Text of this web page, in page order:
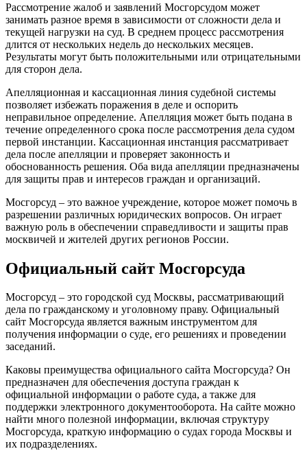
Рассмотрение жалоб и заявлений Мосгорсудом может
занимать разное время в зависимости от сложности дела и
текущей нагрузки на суд. В среднем процесс рассмотрения
длится от нескольких недель до нескольких месяцев.
Результаты могут быть положительными или отрицательными
для сторон дела.
Апелляционная и кассационная линия судебной системы
позволяет избежать поражения в деле и оспорить
неправильное определение. Апелляция может быть подана в
течение определенного срока после рассмотрения дела судом
первой инстанции. Кассационная инстанция рассматривает
дела после апелляции и проверяет законность и
обоснованность решения. Оба вида апелляции предназначены
для защиты прав и интересов граждан и организаций.
Мосгорсуд – это важное учреждение, которое может помочь в
разрешении различных юридических вопросов. Он играет
важную роль в обеспечении справедливости и защиты прав
москвичей и жителей других регионов России.
Официальный сайт Мосгорсуда
Мосгорсуд – это городской суд Москвы, рассматривающий
дела по гражданскому и уголовному праву. Официальный
сайт Мосгорсуда является важным инструментом для
получения информации о суде, его решениях и проведении
заседаний.
Каковы преимущества официального сайта Мосгорсуда? Он
предназначен для обеспечения доступа граждан к
официальной информации о работе суда, а также для
поддержки электронного документооборота. На сайте можно
найти много полезной информации, включая структуру
Мосгорсуда, краткую информацию о судах города Москвы и
их подразделениях.